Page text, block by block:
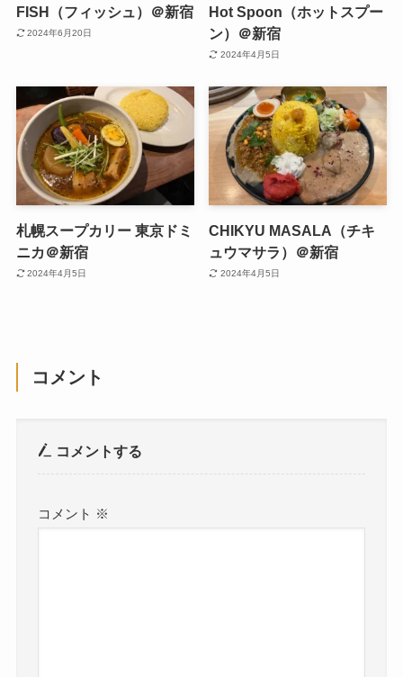
FISH（フィッシュ）＠新宿
2024年6月20日
Hot Spoon（ホットスプー
ン）＠新宿
2024年4月5日
札幌スープカリー 東京ドミ
ニカ＠新宿
2024年4月5日
CHIKYU MASALA（チキ
ュウマサラ）＠新宿
2024年4月5日
コメント
コメントする
コメント ※